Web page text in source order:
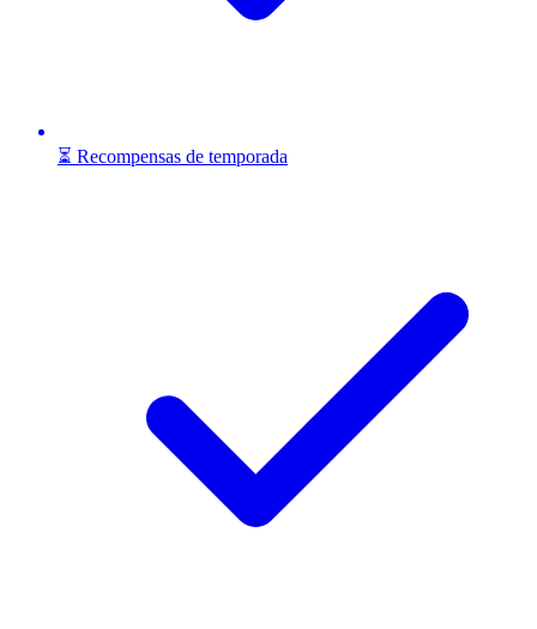
⏳ Recompensas de temporada